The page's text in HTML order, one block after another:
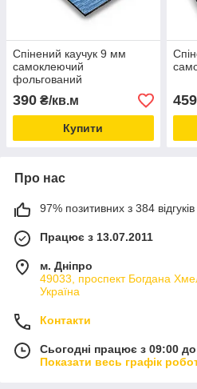
Спінений каучук 9 мм
самоклеючий
фольгований
390 ₴/кв.м
Купити
459
Про нас
97% позитивних з 384 відгуків
Працює з 13.07.2011
м. Дніпро
49033, проспект Богдана
Україна
Контакти
Сьогодні працює з 09:00
Показати весь графік